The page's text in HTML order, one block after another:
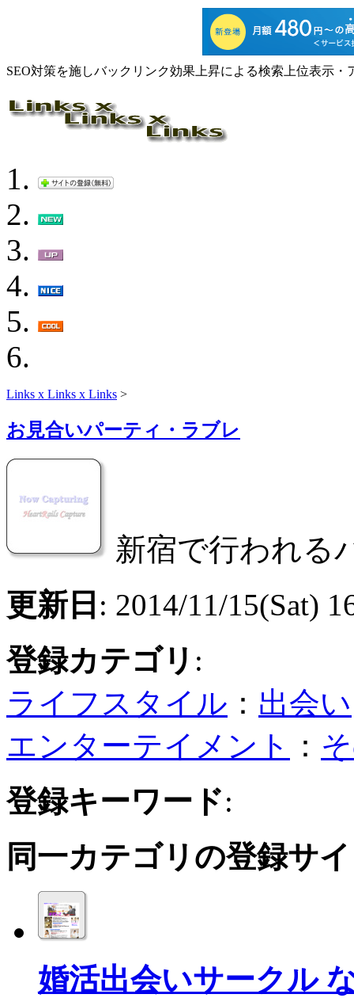
SEO対策を施しバックリンク効果上昇による検索上位表示
Links x Links x Links >
お見合いパーティ・ラブレ
新宿で行われる
更新日 : 2014/11/15(Sat)
登録カテゴリ :
ライフスタイル ： 出会い
エンターテイメント
：
登録キーワード:
同一カテゴリの登録サ
婚活出会いサークル